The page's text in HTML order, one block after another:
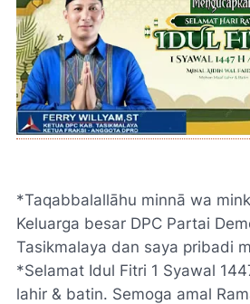
*Taqabbalallāhu minnā wa
Keluarga besar DPC Partai
Tasikmalaya dan saya pribadi
*Selamat Idul Fitri 1 Syawal
lahir & batin. Semoga amal